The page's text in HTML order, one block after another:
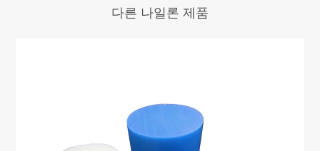
다른 나일론 제품